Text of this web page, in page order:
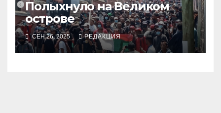
Полыхнуло на Великом
острове
СЕН 26, 2025 РЕДАКЦИЯ